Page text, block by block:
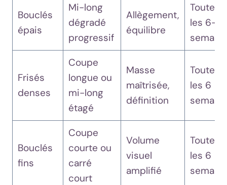
Bouclés
épais
Mi-long
dégradé
progressif
Allègement,
équilibre
Toutes
les 6–8
Frisés
denses
Coupe
longue ou
mi-long
étagé
Masse
maîtrisée,
définition
Toutes
les 6
Bouclés
fins
Coupe
courte ou
carré
court
Volume
visuel
amplifié
Toutes
les 6